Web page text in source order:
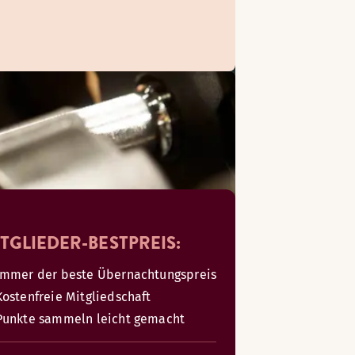
BESTPREIS:
der beste Übernachtungspreis
Mitgliedschaft
sammeln leicht gemacht